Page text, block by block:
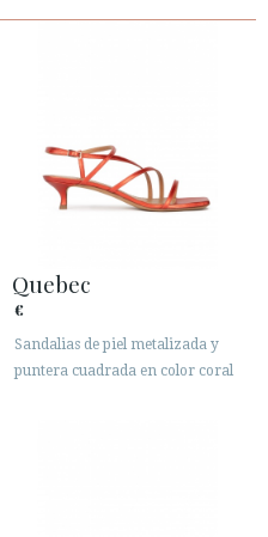
Quebec
€
Sandalias de piel metalizada y
puntera cuadrada en color coral